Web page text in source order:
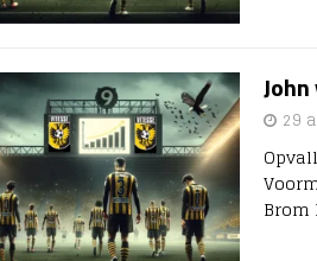
29